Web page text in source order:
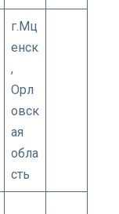
г.Мц
енск
,
Орл
овск
ая
обла
сть